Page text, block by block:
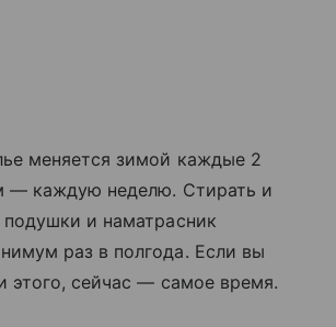
меняется зимой каждые 2
— каждую неделю. Стирать и
и наматрасник
раз в полгода. Если вы
этого, сейчас — самое время.